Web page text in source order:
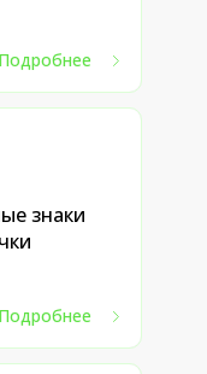
Подробнее
знаки
Подробнее